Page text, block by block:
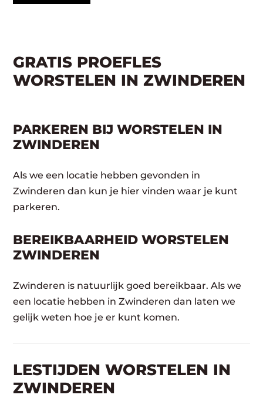
GRATIS PROEFLES
WORSTELEN IN ZWINDEREN
PARKEREN BIJ WORSTELEN IN
ZWINDEREN
Als we een locatie hebben gevonden in
Zwinderen dan kun je hier vinden waar je kunt
parkeren.
BEREIKBAARHEID WORSTELEN
ZWINDEREN
Zwinderen is natuurlijk goed bereikbaar. Als we
een locatie hebben in Zwinderen dan laten we
gelijk weten hoe je er kunt komen.
LESTIJDEN WORSTELEN IN
ZWINDEREN